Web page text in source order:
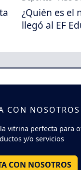
¿Quién es el
llegó al EF
CON NOSOTROS
vitrina perfecta para
y/o servicios
CON NOSOTROS